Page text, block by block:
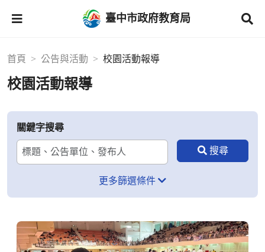
臺中市政府教育局
首頁 公告與活動 校園活動報導
校園活動報導
關鍵字搜尋
更多篩選條件